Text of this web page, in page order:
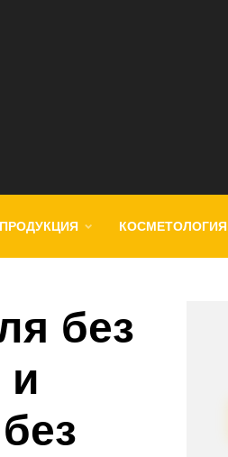
КОСМЕТОЛОГИЯ
без
и